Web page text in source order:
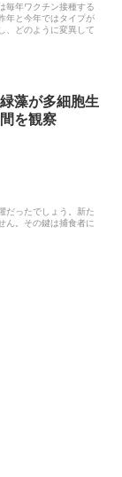
毎年ワクチン接種する
年と今年ではタイプが
、どのように変異して
藻が多細胞生
を観察
だったでしょう。新た
ん。その鍵は捕食者に